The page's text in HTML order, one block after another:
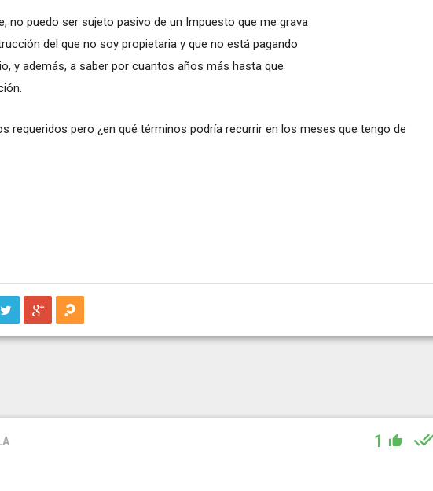
no puedo ser sujeto pasivo de un Impuesto que me grava
del que no soy propietaria y que no está pagando
y además, a saber por cuantos años más hasta que
requeridos pero ¿en qué términos podría recurrir en los meses que tengo de
1